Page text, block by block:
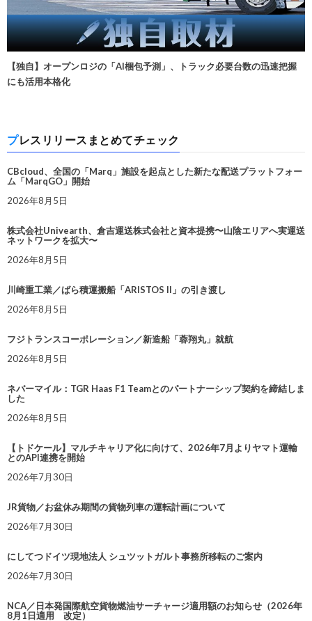
【独自】オープンロジの「AI梱包予測」、トラック必要台数の迅速把握
にも活用本格化
プレスリリースまとめてチェック
CBcloud、全国の「Marq」施設を起点とした新たな配送プラットフォー
ム「MarqGO」開始
2026年8月5日
株式会社Univearth、倉吉運送株式会社と資本提携〜山陰エリアへ実運送
ネットワークを拡大〜
2026年8月5日
川崎重工業／ばら積運搬船「ARISTOS II」の引き渡し
2026年8月5日
フジトランスコーポレーション／新造船「蓉翔丸」就航
2026年8月5日
ネバーマイル：TGR Haas F1 Teamとのパートナーシップ契約を締結しま
した
2026年8月5日
【トドケール】マルチキャリア化に向けて、2026年7月よりヤマト運輸
とのAPI連携を開始
2026年7月30日
JR貨物／お盆休み期間の貨物列車の運転計画について
2026年7月30日
にしてつドイツ現地法人 シュツットガルト事務所移転のご案内
2026年7月30日
NCA／日本発国際航空貨物燃油サーチャージ適用額のお知らせ（2026年
8月1日適用 改定）